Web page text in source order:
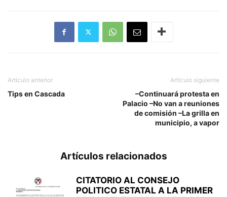
Artículo anterior
Tips en Cascada
Artículo siguiente
–Continuará protesta en
Palacio –No van a reuniones
de comisión –La grilla en
municipio, a vapor
Artículos relacionados
CITATORIO AL CONSEJO
POLITICO ESTATAL A LA PRIMER